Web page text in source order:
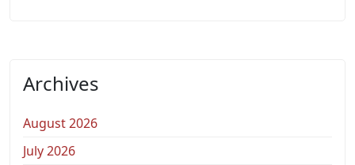
Archives
August 2026
July 2026